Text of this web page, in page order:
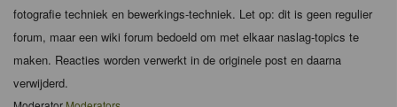
fotografie techniek en bewerkings-techniek. Let op: dit is geen regulier
forum, maar een wiki forum bedoeld om met elkaar naslag-topics te
maken. Reacties worden verwerkt in de originele post en daarna
verwijderd.